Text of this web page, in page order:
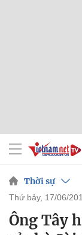
Thời sự
thứ bảy, 17/06/
Ông Tây